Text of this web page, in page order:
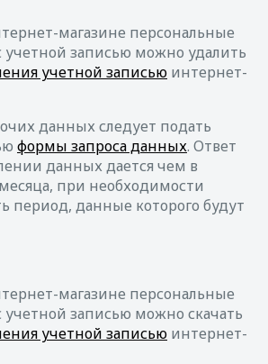
магазине персональные
записью можно удалить
учетной записью интернет-
данных следует подать
формы запроса данных. Ответ
данных дается чем в
при необходимости
период, данные которого будут
магазине персональные
записью можно скачать
учетной записью интернет-